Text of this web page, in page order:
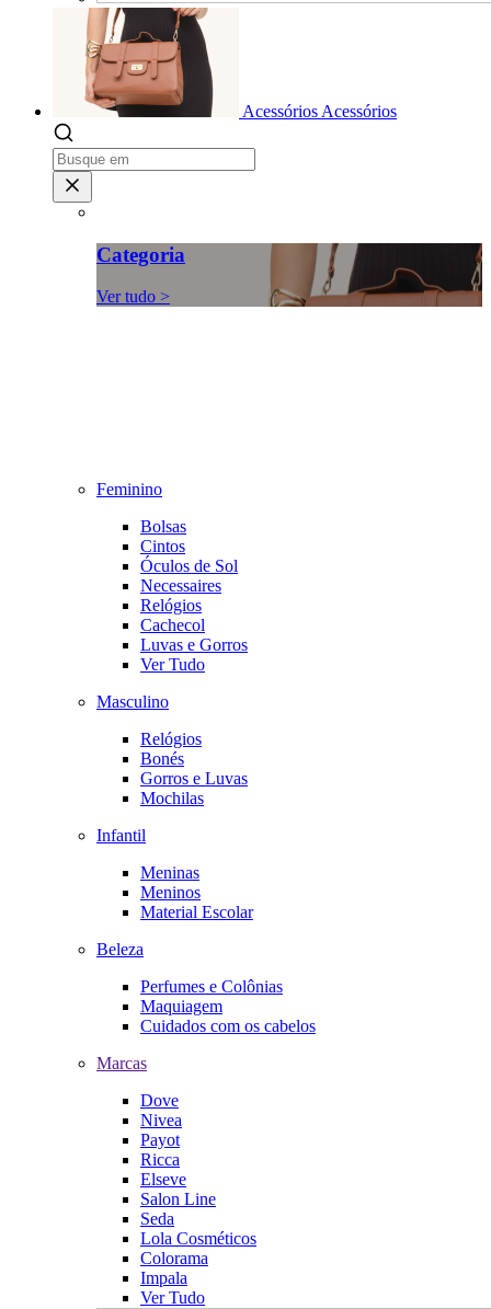
Acessórios Acessórios
Categoria
Ver tudo >
Feminino
Bolsas
Cintos
Óculos de Sol
Necessaires
Relógios
Cachecol
Luvas e Gorros
Ver Tudo
Masculino
Relógios
Bonés
Gorros e Luvas
Mochilas
Infantil
Meninas
Meninos
Material Escolar
Beleza
Perfumes e Colônias
Maquiagem
Cuidados com os cabelos
Marcas
Dove
Nivea
Payot
Ricca
Elseve
Salon Line
Seda
Lola Cosméticos
Colorama
Impala
Ver Tudo